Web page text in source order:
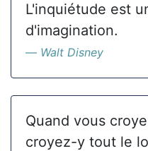
L'inquiétude est
d'imagination.
Walt Disney
Quand vous
croyez-y tout le